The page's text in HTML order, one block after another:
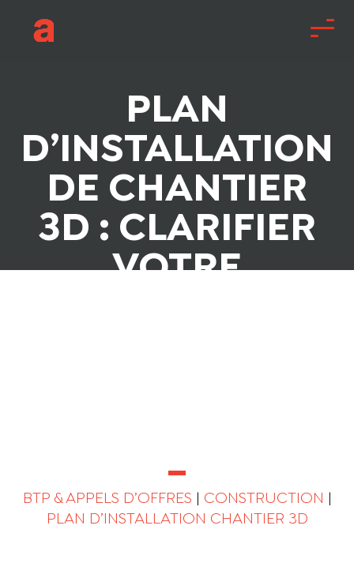
PLAN
D’INSTALLATION
DE CHANTIER
3D : CLARIFIER
VOTRE
BTP & APPELS D’OFFRES CONSTRUCTION
PLAN D’INSTALLATION CHANTIER 3D